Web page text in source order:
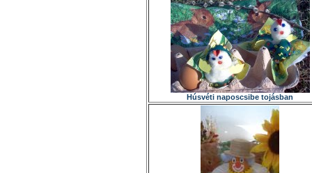
Húsvéti naposcsibe tojásban